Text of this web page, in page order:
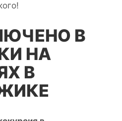
В
НА
В